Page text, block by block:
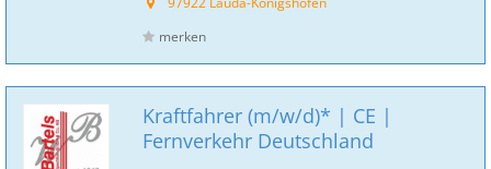
merken
Kraftfahrer (m/w/d)* | CE |
Fernverkehr Deutschland